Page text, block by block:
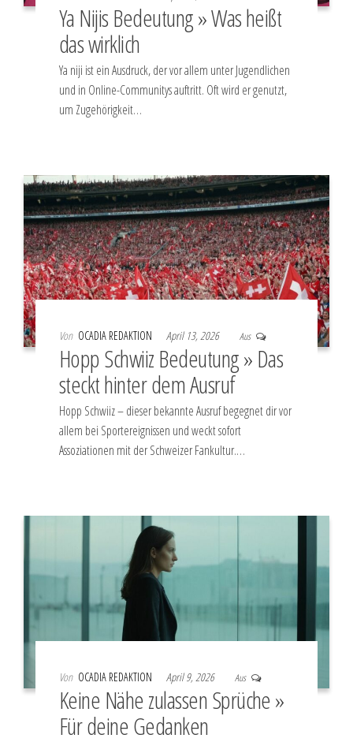
Ya Nijis Bedeutung » Was heißt
das wirklich
Ya niji ist ein Ausdruck, der vor allem unter Jugendlichen
und in Online-Communitys auftritt. Oft wird er genutzt,
um Zugehörigkeit…
Von OCADIA REDAKTION April 13, 2026 Aus
Hopp Schwiiz Bedeutung » Das
steckt hinter dem Ausruf
Hopp Schwiiz – dieser bekannte Ausruf begegnet dir vor
allem bei Sportereignissen und weckt sofort
Assoziationen mit der Schweizer Fankultur.…
Von OCADIA REDAKTION April 9, 2026 Aus
Keine Nähe zulassen Sprüche »
Für deine Gedanken